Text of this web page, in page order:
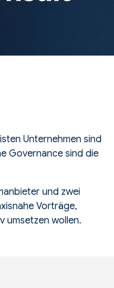
Unternehmen sind
Governance sind die
und zwei
Vorträge,
umsetzen wollen.